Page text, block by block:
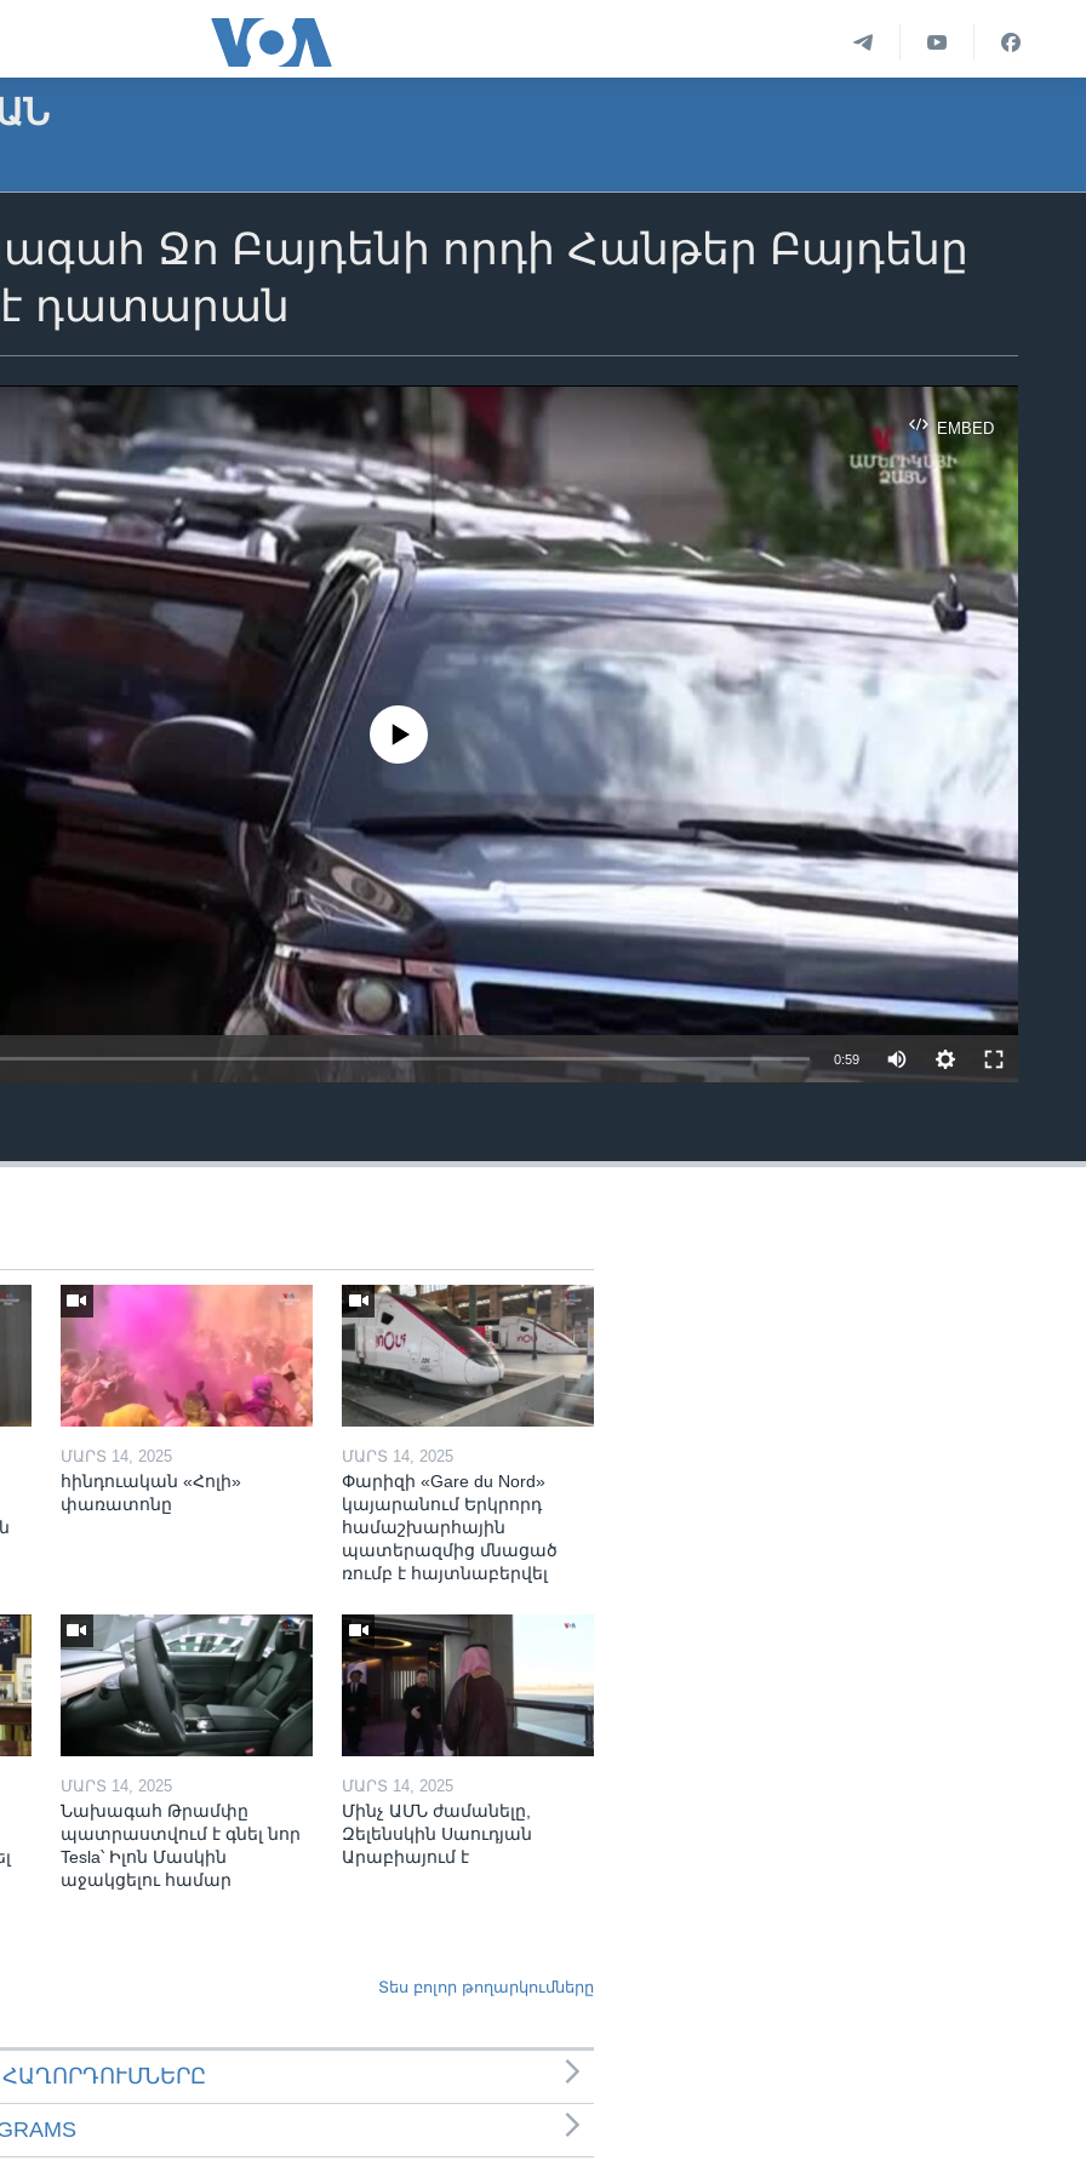
Ջո Բայդենի որդի Հանթեր Բայդենը
է դատարան
EMBED
No media source currently available
0:59
ՄԱՐՏ 14, 2025
հինդուական «Հոլի»
փառատոնը
ՄԱՐՏ 14, 2025
Փարիզի «Gare du Nord»
կայարանում Երկրորդ
համաշխարհային
պատերազմից մնացած
ռումբ է հայտնաբերվել
ՄԱՐՏ 14, 2025
Նախագահ Թրամփը
պատրաստվում է գնել նոր
Tesla՝ Իլոն Մասկին
աջակցելու համար
ՄԱՐՏ 14, 2025
Մինչ ԱՄՆ ժամանելը,
Զելենսկին Սաուդյան
Արաբիայում է
Տես բոլոր թողարկումները